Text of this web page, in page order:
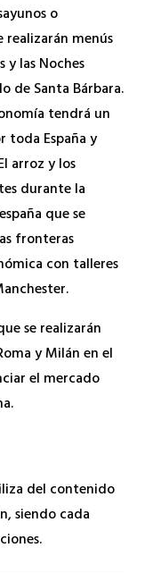
o
realizarán menús
y las Noches
de Santa Bárbara.
tendrá un
toda España y
arroz y los
durante la
que se
fronteras
con talleres
se realizarán
y Milán en el
el mercado
del contenido
siendo cada